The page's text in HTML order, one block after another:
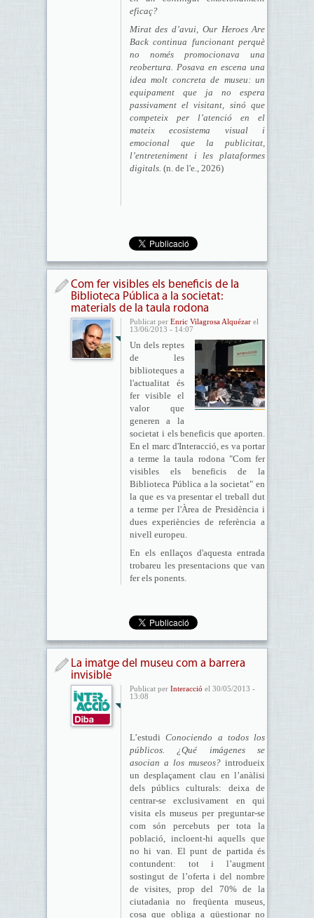
eficaç?
Mirat des d’avui, Our Heroes Are
Backcontinua funcionant perquè
no només promocionava una
reobertura. Posava en escena una
idea molt concreta de museu: un
equipament que ja no espera
passivament el visitant, sinó que
competeix per l’atenció en el
mateix ecosistema visual i
emocional que la publicitat,
l’entreteniment i les plataformes
digitals.​ (n. de l'e., 2026)
Com fer visibles els beneficis de la
Biblioteca Pública a la societat:
materials de la taula rodona
Publicat per Enric Vilagrosa Alquézarel
13/06/2013 - 14:07
Un dels reptes
de les
biblioteques a
l'actualitat és
fer visible el
valor que
generen a la
societat i els beneficis que aporten.
En el marc d'Interacció, es va portar
a terme la taula rodona "Com fer
visibles els beneficis de la
Biblioteca Pública a la societat" en
la que es va presentar el treball dut
a terme per l'Àrea de Presidència i
dues experiències de referència a
nivell europeu.
En els enllaços d'aquesta entrada
trobareu les presentacions que van
fer els ponents.
La imatge del museu com a barrera
invisible
Publicat per Interacció el 30/05/2013 -
13:08
L’estudiConociendo a todos los
públicos. ¿Qué imágenes se
asocian a los museos? introdueix
un desplaçament clau en l’anàlisi
dels públics culturals: deixa de
centrar-se exclusivament en qui
visita els museus per preguntar-se
com són percebuts per tota la
població, incloent-hi aquells que
no hi van. El punt de partida és
contundent: tot i l’augment
sostingut de l’oferta i del nombre
de visites, prop del 70% de la
ciutadania no freqüenta museus,
cosa que obliga a qüestionar no